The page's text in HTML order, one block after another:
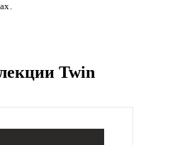
Twin